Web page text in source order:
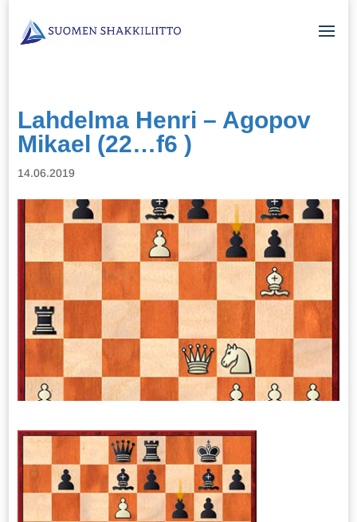
Lahdelma Henri – Agopov
Mikael (22…f6 )
14.06.2019